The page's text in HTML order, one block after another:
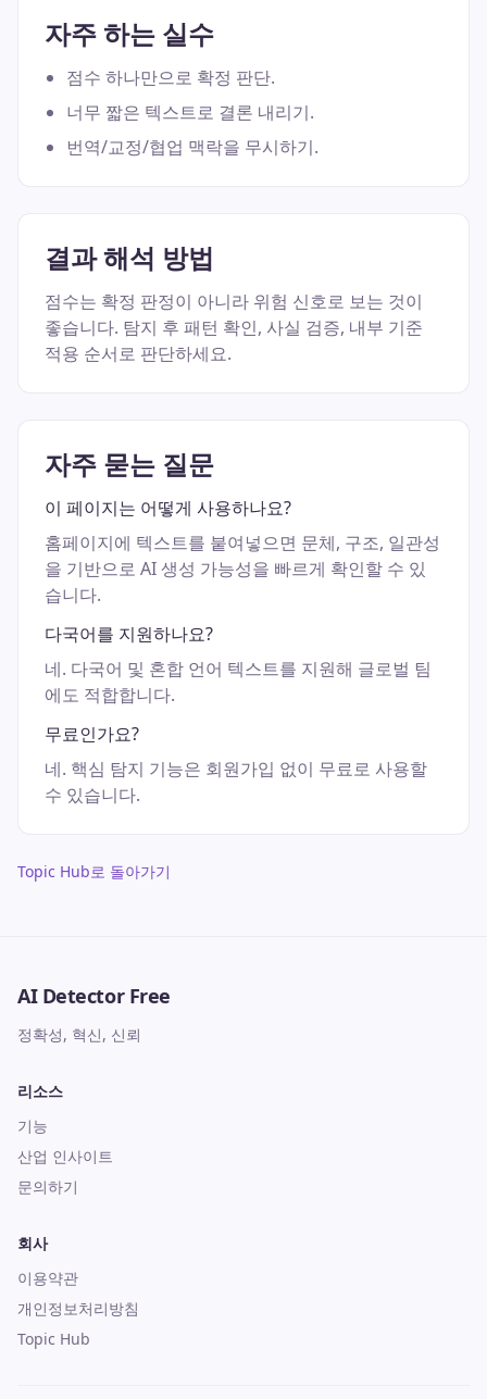
자주 하는 실수
점수 하나만으로 확정 판단.
너무 짧은 텍스트로 결론 내리기.
번역/교정/협업 맥락을 무시하기.
결과 해석 방법
점수는 확정 판정이 아니라 위험 신호로 보는 것이
좋습니다. 탐지 후 패턴 확인, 사실 검증, 내부 기준
적용 순서로 판단하세요.
자주 묻는 질문
이 페이지는 어떻게 사용하나요?
홈페이지에 텍스트를 붙여넣으면 문체, 구조, 일관성
을 기반으로 AI 생성 가능성을 빠르게 확인할 수 있
습니다.
다국어를 지원하나요?
네. 다국어 및 혼합 언어 텍스트를 지원해 글로벌 팀
에도 적합합니다.
무료인가요?
네. 핵심 탐지 기능은 회원가입 없이 무료로 사용할
수 있습니다.
Topic Hub로 돌아가기
AI Detector Free
정확성, 혁신, 신뢰
리소스
기능
산업 인사이트
문의하기
회사
이용약관
개인정보처리방침
Topic Hub